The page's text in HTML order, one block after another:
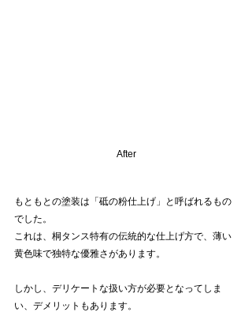
After
もともとの塗装は「砥の粉仕上げ」と呼ばれるもの
でした。
これは、桐タンス特有の伝統的な仕上げ方で、薄い
黄色味で独特な優雅さがあります。
しかし、デリケートな扱い方が必要となってしま
い、デメリットもあります。